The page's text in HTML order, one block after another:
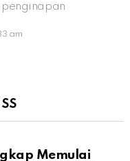
penginapan
am
Memulai